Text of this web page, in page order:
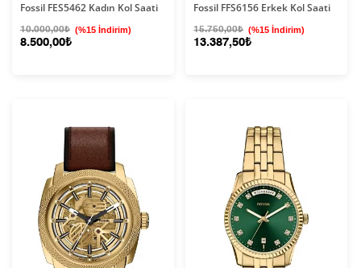
Fossil FES5462 Kadın Kol Saati
10.000,00₺ (%15 İndirim)
8.500,00₺
Fossil FFS6156 Erkek Kol Saati
15.750,00₺ (%15 İndirim)
13.387,50₺